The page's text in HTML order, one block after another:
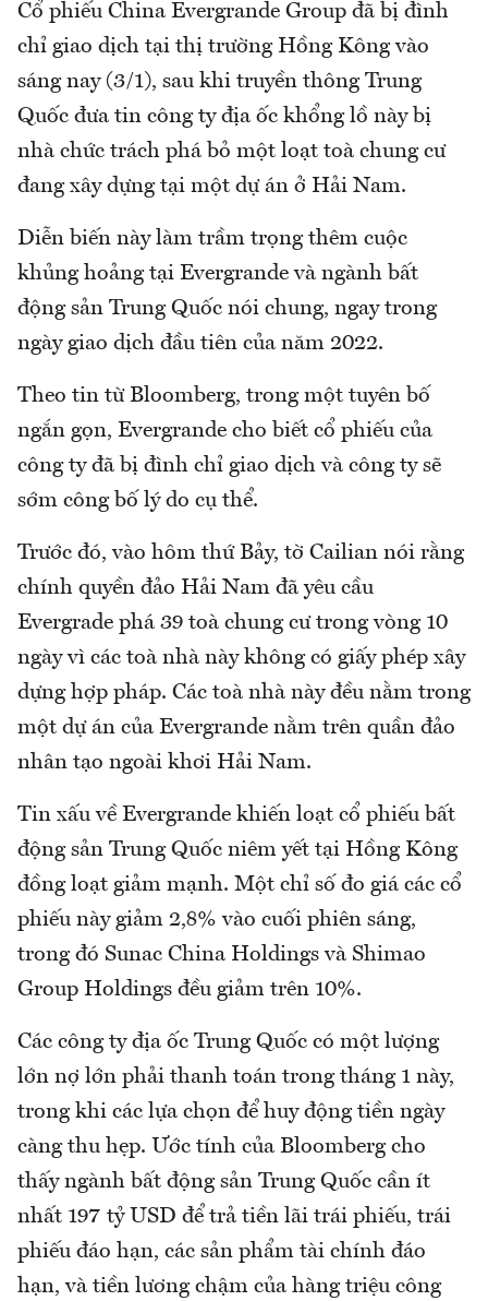
Cổ phiếu China Evergrande Group đã bị đình
chỉ giao dịch tại thị trường Hồng Kông vào
sáng nay (3/1), sau khi truyền thông Trung
Quốc đưa tin công ty địa ốc khổng lồ này bị
nhà chức trách phá bỏ một loạt toà chung cư
đang xây dựng tại một dự án ở Hải Nam.
Diễn biến này làm trầm trọng thêm cuộc
khủng hoảng tại Evergrande và ngành bất
động sản Trung Quốc nói chung, ngay trong
ngày giao dịch đầu tiên của năm 2022.
Theo tin từ Bloomberg, trong một tuyên bố
ngắn gọn, Evergrande cho biết cổ phiếu của
công ty đã bị đình chỉ giao dịch và công ty sẽ
sớm công bố lý do cụ thể.
Trước đó, vào hôm thứ Bảy, tờ Cailian nói rằng
chính quyền đảo Hải Nam đã yêu cầu
Evergrade phá 39 toà chung cư trong vòng 10
ngày vì các toà nhà này không có giấy phép xây
dựng hợp pháp. Các toà nhà này đều nằm trong
một dự án của Evergrande nằm trên quần đảo
nhân tạo ngoài khơi Hải Nam.
Tin xấu về Evergrande khiến loạt cổ phiếu bất
động sản Trung Quốc niêm yết tại Hồng Kông
đồng loạt giảm mạnh. Một chỉ số đo giá các cổ
phiếu này giảm 2,8% vào cuối phiên sáng,
trong đó Sunac China Holdings và Shimao
Group Holdings đều giảm trên 10%.
Các công ty địa ốc Trung Quốc có một lượng
lớn nợ lớn phải thanh toán trong tháng 1 này,
trong khi các lựa chọn để huy động tiền ngày
càng thu hẹp. Ước tính của Bloomberg cho
thấy ngành bất động sản Trung Quốc cần ít
nhất 197 tỷ USD để trả tiền lãi trái phiếu, trái
phiếu đáo hạn, các sản phẩm tài chính đáo
hạn, và tiền lương chậm của hàng triệu công